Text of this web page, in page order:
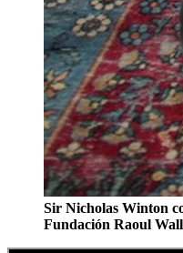
Sir Nicholas Winton
Fundación Raoul